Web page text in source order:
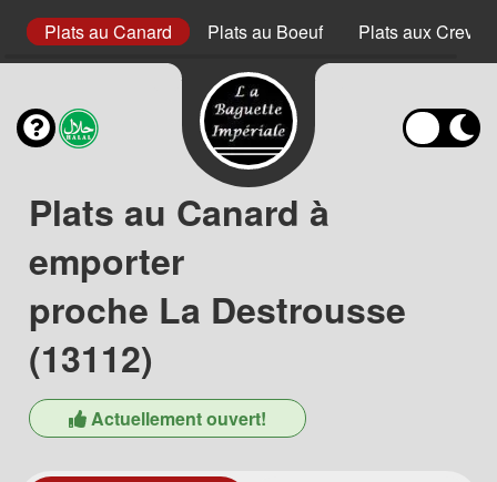
Plats au Canard Plats au Boeuf Plats aux
Plats au Canard à
emporter
proche La Destrousse
(13112)
Actuellement ouvert!